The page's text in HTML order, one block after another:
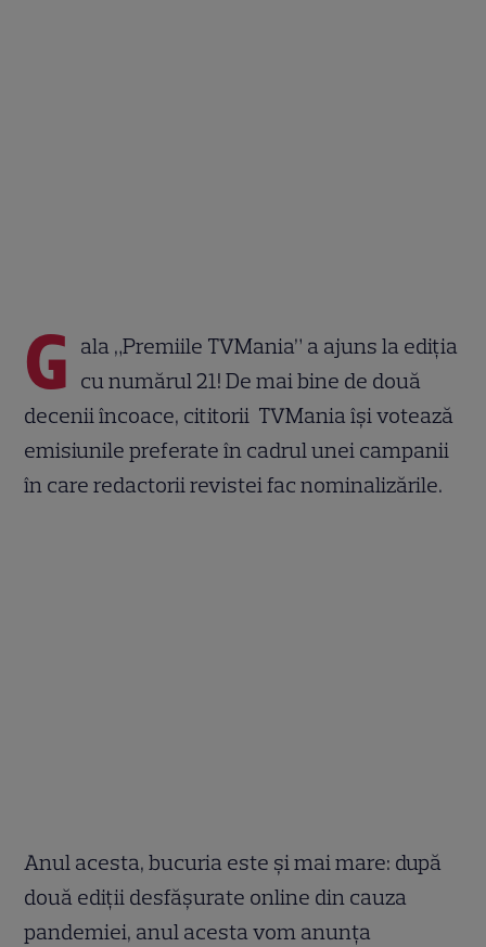
G ala „Premiile TVMania” a ajuns la ediția
cu numărul 21! De mai bine de două
decenii încoace, cititorii TVMania își votează
emisiunile preferate în cadrul unei campanii
în care redactorii revistei fac nominalizările.
Anul acesta, bucuria este și mai mare: după
două ediții desfășurate online din cauza
pandemiei, anul acesta vom anunța